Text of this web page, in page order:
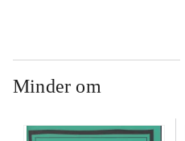
Minder om